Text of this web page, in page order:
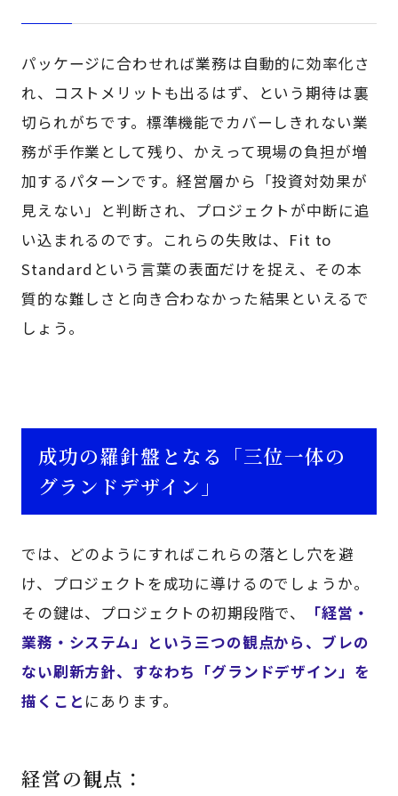
パッケージに合わせれば業務は自動的に効率化さ
れ、コストメリットも出るはず、という期待は裏
切られがちです。標準機能でカバーしきれない業
務が手作業として残り、かえって現場の負担が増
加するパターンです。経営層から「投資対効果が
見えない」と判断され、プロジェクトが中断に追
い込まれるのです。これらの失敗は、Fit to
Standardという言葉の表面だけを捉え、その本
質的な難しさと向き合わなかった結果といえるで
しょう。
成功の羅針盤となる「三位一体の
グランドデザイン」
では、どのようにすればこれらの落とし穴を避
け、プロジェクトを成功に導けるのでしょうか。
その鍵は、プロジェクトの初期段階で、
「経営・
業務・システム」という三つの観点から、ブレの
ない刷新方針、すなわち「グランドデザイン」を
描くこと にあります。
経営の観点：